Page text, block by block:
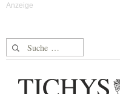
Suche nach: